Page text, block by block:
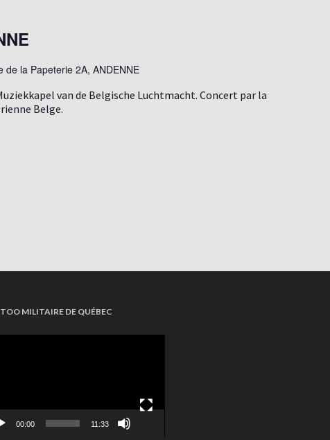
de la Papeterie 2A, ANDENNE
van de Belgische Luchtmacht. Concert par la
Belge.
MILITAIRE DE QUÉBEC
00:00 11:33